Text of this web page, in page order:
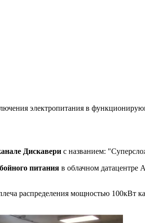
электропитания в
Дискавери с названием:
питания в облачном датацентре
распределения мощностью 100кВт